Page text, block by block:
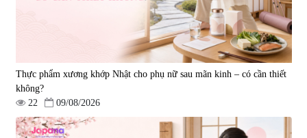
Viên uống hỗ trợ giấc ngủ Fujina
Sleepy Nhật Bản 80 viên
điều trị đột quỵ Biken Kinase
Gold 60 viên
Thực phẩm xương khớp Nhật cho phụ nữ sau mãn kinh – có cần thiết
không?
22
09/08/2026